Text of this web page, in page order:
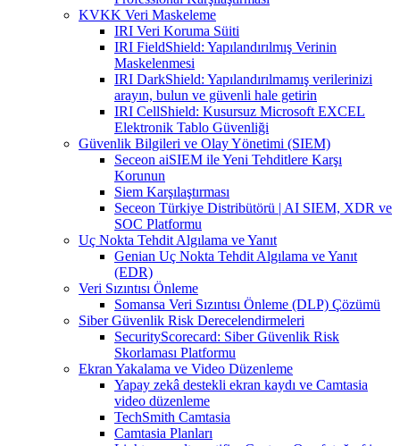
KVKK Veri Maskeleme
IRI Veri Koruma Süiti
IRI FieldShield: Yapılandırılmış Verinin
Maskelenmesi
IRI DarkShield: Yapılandırılmamış verilerinizi
arayın, bulun ve güvenli hale getirin
IRI CellShield: Kusursuz Microsoft EXCEL
Elektronik Tablo Güvenliği
Güvenlik Bilgileri ve Olay Yönetimi (SIEM)
Seceon aiSIEM ile Yeni Tehditlere Karşı
Korunun
Siem Karşılaştırması
Seceon Türkiye Distribütörü | AI SIEM, XDR ve
SOC Platformu
Uç Nokta Tehdit Algılama ve Yanıt
Genian Uç Nokta Tehdit Algılama ve Yanıt
(EDR)
Veri Sızıntısı Önleme
Somansa Veri Sızıntısı Önleme (DLP) Çözümü
Siber Güvenlik Risk Derecelendirmeleri
SecurityScorecard: Siber Güvenlik Risk
Skorlaması Platformu
Ekran Yakalama ve Video Düzenleme
Yapay zekâ destekli ekran kaydı ve Camtasia
video düzenleme
TechSmith Camtasia
Camtasia Planları